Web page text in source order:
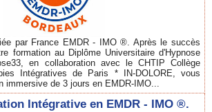
par France EMDR - IMO ®. Après le succès
formation au Diplôme Universitaire d'Hypnose
en collaboration avec le CHTIP Collège
Intégratives de Paris * IN-DOLORE, vous
immersive de 3 jours en EMDR-IMO...
Intégrative en EMDR - IMO ®.